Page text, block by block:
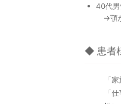
40代
→顎
◆ 患者
「
「